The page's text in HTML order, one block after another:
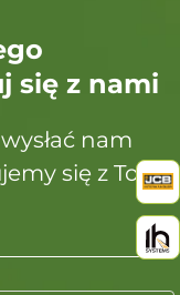
się z nami
nam
się z Tobą